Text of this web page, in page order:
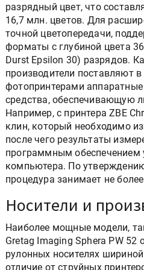
разрядный цвет, что
16,7 млн. цветов. Для
точной цветопередачи,
форматы с глубиной цвета
Durst Epsilon 30) разрядов.
производители поставляют
фотопринтерами
средства, обеспечивающую
Например, с принтера ZBE
клин, который необходимо
после чего результаты
программным обеспечением
компьютера. По
процедура занимает не
Носители и
Наиболее мощные модели,
Gretag Imaging Sphera PW 52
рулонных носителях
отличие от струйных